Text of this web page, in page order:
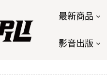
最新商品
影音出版